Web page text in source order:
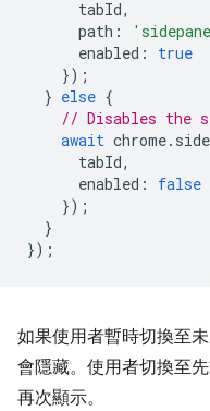
tabId,
path :
enabled :
true
});
} else {
// Disables the
await chrome.
tabId,
enabled :
false
});
}
});
如果使用者暫時切換至
會隱藏。使用者切換至
再次顯示。